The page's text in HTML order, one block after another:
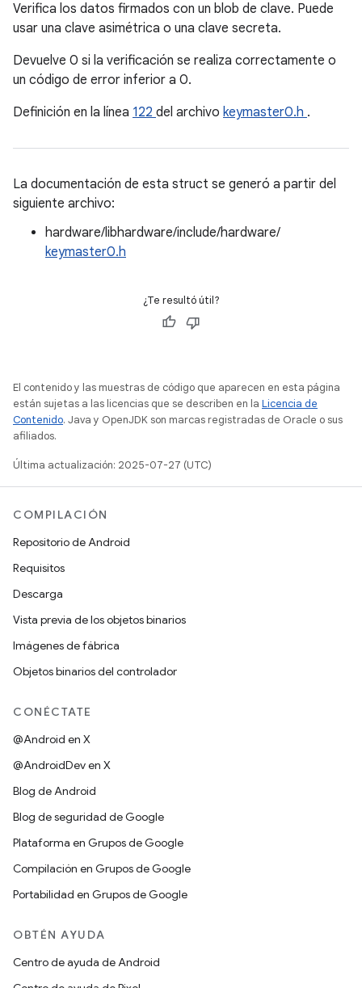
Verifica los datos firmados con un blob de clave. Puede
usar una clave asimétrica o una clave secreta.
Devuelve 0 si la verificación se realiza correctamente o
un código de error inferior a 0.
Definición en la línea 122 del archivo keymaster0.h .
La documentación de esta struct se generó a partir del
siguiente archivo:
hardware/libhardware/include/hardware/
keymaster0.h
¿Te resultó útil?
El contenido y las muestras de código que aparecen en esta página
están sujetas a las licencias que se describen en la Licencia de
Contenido. Java y OpenJDK son marcas registradas de Oracle o sus
afiliados.
Última actualización: 2025-07-27 (UTC)
COMPILACIÓN
Repositorio de Android
Requisitos
Descarga
Vista previa de los objetos binarios
Imágenes de fábrica
Objetos binarios del controlador
CONÉCTATE
@Android en X
@AndroidDev en X
Blog de Android
Blog de seguridad de Google
Plataforma en Grupos de Google
Compilación en Grupos de Google
Portabilidad en Grupos de Google
OBTÉN AYUDA
Centro de ayuda de Android